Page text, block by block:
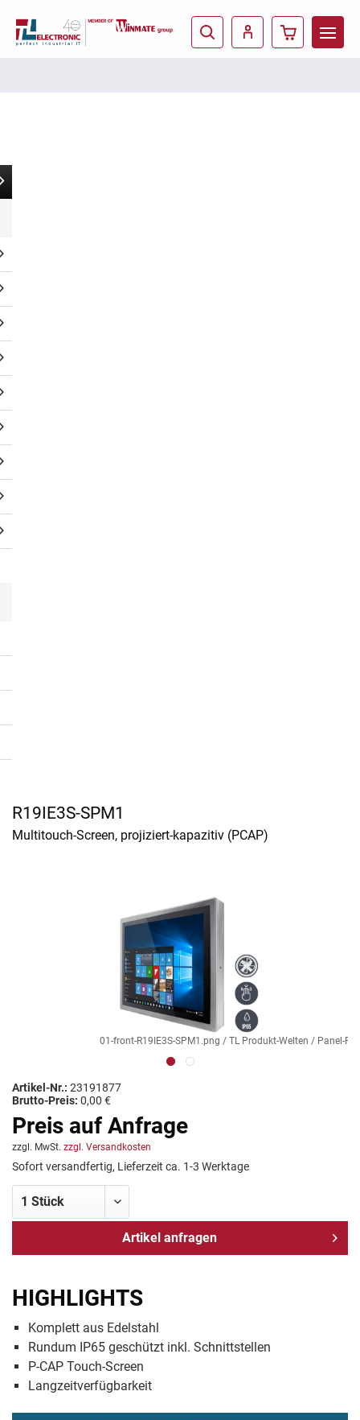
R19IE3S-SPM1
Multitouch-Screen, projiziert-kapazitiv (PCAP)
01-front-R19IE3S-SPM1.png / TL Produkt-Welten / Panel-
Artikel-Nr.: 23191877
Brutto-Preis: 0,00 €
Preis auf Anfrage
zzgl. MwSt. zzgl. Versandkosten
Sofort versandfertig, Lieferzeit ca. 1-3 Werktage
Artikel anfragen
HIGHLIGHTS
Komplett aus Edelstahl
Rundum IP65 geschützt inkl. Schnittstellen
P-CAP Touch-Screen
Langzeitverfügbarkeit